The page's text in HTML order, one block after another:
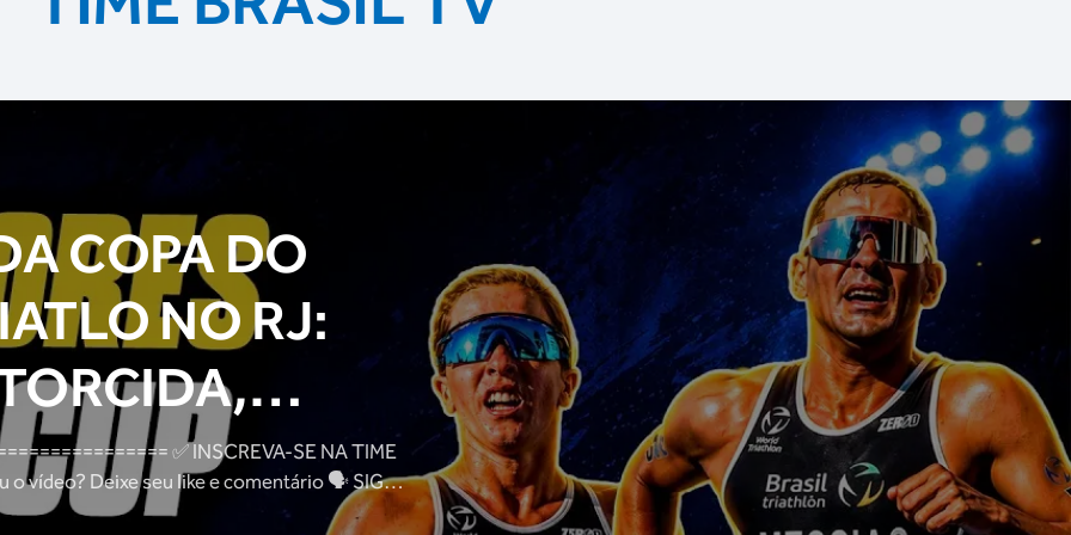
COPA DO
NO RJ:
E
✅ INSCREVA-SE NA TIME